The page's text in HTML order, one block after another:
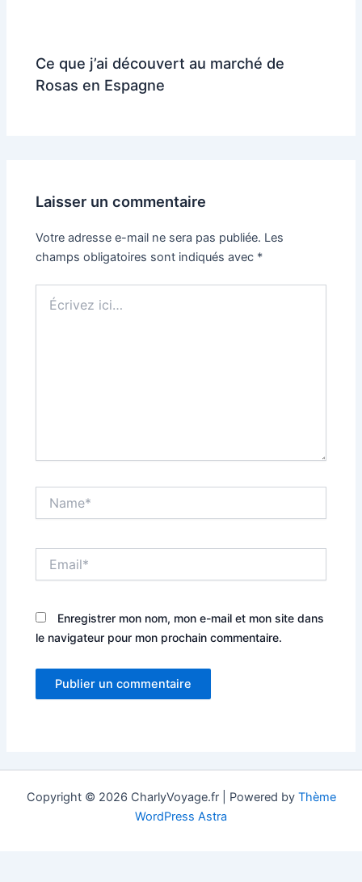
Ce que j’ai découvert au marché de
Rosas en Espagne
Laisser un commentaire
Votre adresse e-mail ne sera pas publiée. Les
champs obligatoires sont indiqués avec *
ici…
Enregistrer mon nom, mon e-mail et mon site dans
le navigateur pour mon prochain commentaire.
Copyright © 2026 CharlyVoyage.fr | Powered by Thème
WordPress Astra